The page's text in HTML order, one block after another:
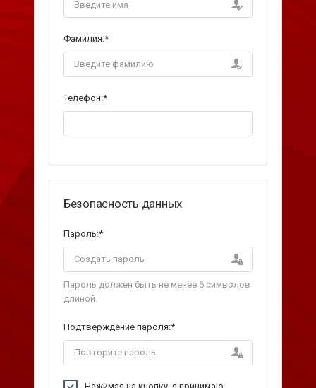
Фамилия:*
Телефон:*
Безопасность данных
Пароль:*
Пароль должен быть не менее 6 символов
длиной.
Подтверждение пароля:*